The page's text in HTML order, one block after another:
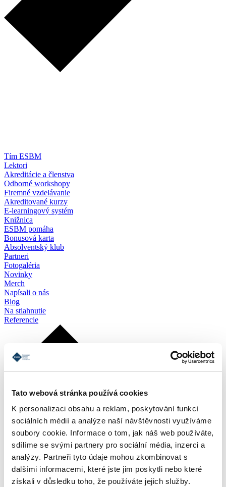
Tato webová stránka používá cookies
K personalizaci obsahu a reklam, poskytování funkcí
sociálních médií a analýze naší návštěvnosti využíváme
soubory cookie. Informace o tom, jak náš web používáte,
sdílíme se svými partnery pro sociální média, inzerci a
analýzy. Partneři tyto údaje mohou zkombinovat s
dalšími informacemi, které jste jim poskytli nebo které
získali v důsledku toho, že používáte jejich služby.
Tím ESBM
Lektori
Akreditácie a členstva
Odborné workshopy
Firemné vzdelávanie
Akreditované kurzy
E-learningový systém
Knižnica
ESBM pomáha
Bonusová karta
Absolventský klub
Partneri
Fotogaléria
Novinky
Merch
Napísali o nás
Blog
Na stiahnutie
Referencie